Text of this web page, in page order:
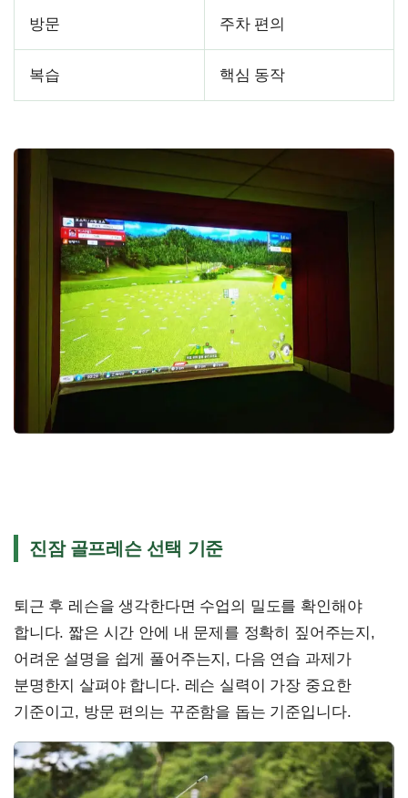
방문 주차 편의
복습 핵심 동작
진잠 골프레슨 선택 기준
퇴근 후 레슨을 생각한다면 수업의 밀도를 확인해야
합니다. 짧은 시간 안에 내 문제를 정확히 짚어주는지,
어려운 설명을 쉽게 풀어주는지, 다음 연습 과제가
분명한지 살펴야 합니다. 레슨 실력이 가장 중요한
기준이고, 방문 편의는 꾸준함을 돕는 기준입니다.